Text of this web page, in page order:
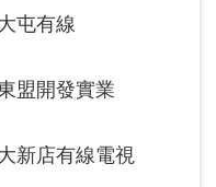
屯有線
盟開發實業
新店有線電視